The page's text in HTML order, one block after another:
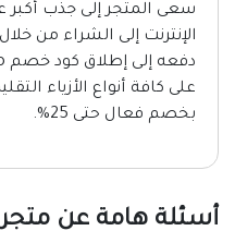
سعى المتجر إلى جذب
الإنترنت إلى الشراء من
على كافة أنواع الأزياء
بخصم فعال حتى 25%.
أسئلة هامة عن